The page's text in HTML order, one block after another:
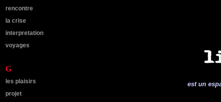
rencontre
la crise
interpretation
voyages
G
les plaisirs
projet
est un